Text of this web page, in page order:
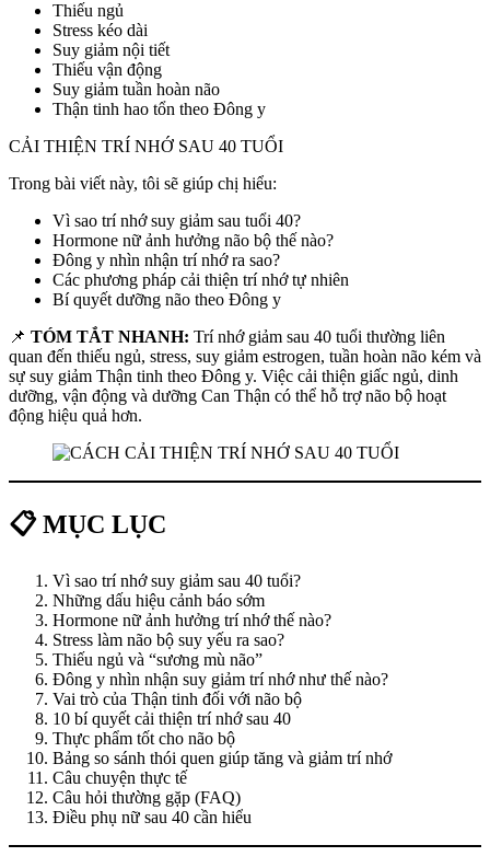
Thiếu ngủ
Stress kéo dài
Suy giảm nội tiết
Thiếu vận động
Suy giảm tuần hoàn não
Thận tinh hao tổn theo Đông y
CẢI THIỆN TRÍ NHỚ SAU 40 TUỔI
Trong bài viết này, tôi sẽ giúp chị hiểu:
Vì sao trí nhớ suy giảm sau tuổi 40?
Hormone nữ ảnh hưởng não bộ thế nào?
Đông y nhìn nhận trí nhớ ra sao?
Các phương pháp cải thiện trí nhớ tự nhiên
Bí quyết dưỡng não theo Đông y
📌 TÓM TẮT NHANH: Trí nhớ giảm sau 40 tuổi thường liên
quan đến thiếu ngủ, stress, suy giảm estrogen, tuần hoàn não kém và
sự suy giảm Thận tinh theo Đông y. Việc cải thiện giấc ngủ, dinh
dưỡng, vận động và dưỡng Can Thận có thể hỗ trợ não bộ hoạt
động hiệu quả hơn.
📋 MỤC LỤC
Vì sao trí nhớ suy giảm sau 40 tuổi?
Những dấu hiệu cảnh báo sớm
Hormone nữ ảnh hưởng trí nhớ thế nào?
Stress làm não bộ suy yếu ra sao?
Thiếu ngủ và “sương mù não”
Đông y nhìn nhận suy giảm trí nhớ như thế nào?
Vai trò của Thận tinh đối với não bộ
10 bí quyết cải thiện trí nhớ sau 40
Thực phẩm tốt cho não bộ
Bảng so sánh thói quen giúp tăng và giảm trí nhớ
Câu chuyện thực tế
Câu hỏi thường gặp (FAQ)
Điều phụ nữ sau 40 cần hiểu